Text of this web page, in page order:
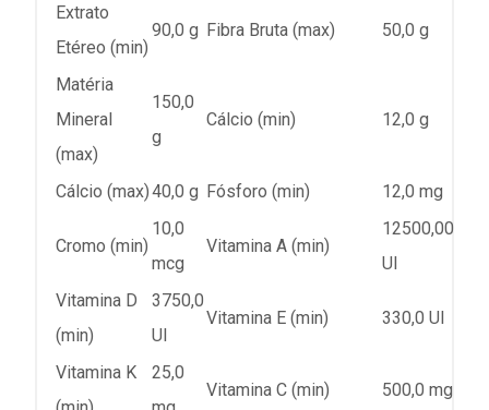
Extrato
Etéreo (min)
90,0 g Fibra Bruta (max) 50,0 g
Matéria
Mineral
(max)
150,0
g
Cálcio (min) 12,0 g
Cálcio (max)40,0 g Fósforo (min) 12,0 mg
Cromo (min)
10,0
mcg
Vitamina A (min)
12500,00
UI
Vitamina D
(min)
3750,0
UI
Vitamina E (min) 330,0 UI
Vitamina K
25,0
Vitamina C (min) 500,0 mg